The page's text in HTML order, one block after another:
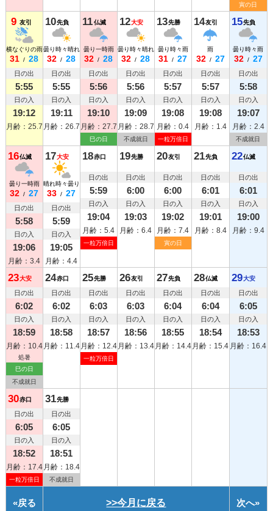
寅の日
9 友引
横なぐりの雨のち曇り
31 / 28
日の出
5:55
日の入
19:12
月齢：25.7
10先負
曇り時々晴れ
32 / 28
日の出
5:55
日の入
19:11
月齢：26.7
11仏滅
曇り一時雨
32 / 28
日の出
5:56
日の入
19:10
月齢：27.7
巳の日
12大安
曇り時々晴れ
32 / 28
日の出
5:56
日の入
19:09
月齢：28.7
不成就日
13先勝
曇り時々雨
31 / 27
日の出
5:57
日の入
19:08
月齢：0.4
一粒万倍日
14友引
雨
32 / 27
日の出
5:57
日の入
19:08
月齢：1.4
15先負
曇り時々雨
32 / 27
日の出
5:58
日の入
19:07
月齢：2.4
不成就日
16仏滅
曇り一時雨
32 / 27
日の出
5:58
日の入
19:06
月齢：3.4
17大安
晴れ時々曇り
33 / 27
日の出
5:59
日の入
19:05
月齢：4.4
18赤口
日の出
5:59
日の入
19:04
月齢：5.4
一粒万倍日
19先勝
日の出
6:00
日の入
19:03
月齢：6.4
20友引
日の出
6:00
日の入
19:02
月齢：7.4
寅の日
21先負
日の出
6:01
日の入
19:01
月齢：8.4
22仏滅
日の出
6:01
日の入
19:00
月齢：9.4
23大安
日の出
6:02
日の入
18:59
月齢：10.4
処暑
巳の日
不成就日
24赤口
日の出
6:02
日の入
18:58
月齢：11.4
25先勝
日の出
6:03
日の入
18:57
月齢：12.4
一粒万倍日
26友引
日の出
6:03
日の入
18:56
月齢：13.4
27先負
日の出
6:04
日の入
18:55
月齢：14.4
28仏滅
日の出
6:04
日の入
18:54
月齢：15.4
29大安
日の出
6:05
日の入
18:53
月齢：16.4
30赤口
日の出
6:05
日の入
18:52
月齢：17.4
一粒万倍日
31先勝
日の出
6:05
日の入
18:51
月齢：18.4
不成就日
«戻る >>今月に戻る 次へ»